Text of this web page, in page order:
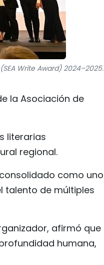
Write Award) 2024–2025.
la Asociación de
literarias
regional.
como uno
talento de múltiples
afirmó que
humana,